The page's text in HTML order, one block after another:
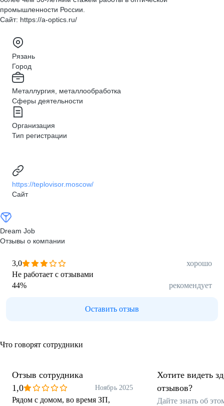
промышленности России.
Сайт: https://a-optics.ru/
Рязань
Город
Металлургия, металлообработка
Сферы деятельности
Организация
Тип регистрации
https://teplovisor.moscow/
Сайт
Dream Job
Отзывы о компании
3,0
хорошо
Не работает с отзывами
44% рекомендует
Оставить отзыв
Что говорят сотрудники
Отзыв сотрудника
1,0
Ноябрь 2025
Рядом с домом, во время ЗП,
Хотите видеть
отзывов?
Дайте знать об